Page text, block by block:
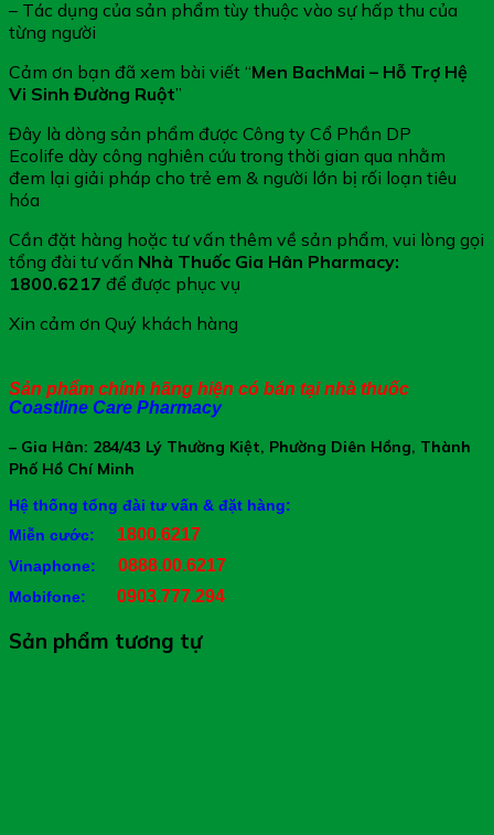
– Tác dụng của sản phẩm tùy thuộc vào sự hấp thu của
từng người
Cảm ơn bạn đã xem bài viết “Men BachMai – Hỗ Trợ Hệ
Vi Sinh Đường Ruột”
Đây là dòng sản phẩm được Công ty Cổ Phần DP
Ecolife dày công nghiên cứu trong thời gian qua nhằm
đem lại giải pháp cho trẻ em & người lớn bị rối loạn tiêu
hóa
Cần đặt hàng hoặc tư vấn thêm về sản phẩm, vui lòng gọi
tổng đài tư vấn Nhà Thuốc Gia Hân Pharmacy:
1800.6217 để được phục vụ
Xin cảm ơn Quý khách hàng
Sản phẩm chính hãng hiện có bán tại nhà thuốc
Coastline Care Pharmacy
– Gia Hân: 284/43 Lý Thường Kiệt, Phường Diên Hồng, Thành
Phố Hồ Chí Minh
Hệ thống tổng đài tư vấn & đặt hàng:
Miễn cước: 1800.6217
Vinaphone: 0888.00.6217
Mobifone: 0903.777.294
Sản phẩm tương tự